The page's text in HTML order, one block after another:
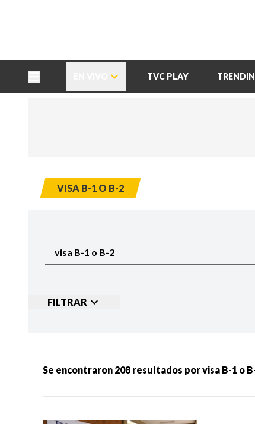
TVC PLAY
VISA B-1 O B-2
FILTRAR
Categorias: NOTICIAS
Se encontraron 208 resultados porvisa B-1 o